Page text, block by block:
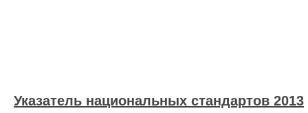
Указатель национальных стандартов 2013